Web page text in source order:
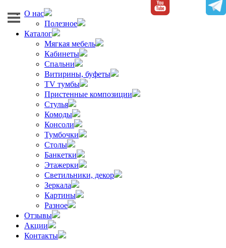
О нас
Полезное
Каталог
Мягкая мебель
Кабинеты
Спальни
Витирины, буфеты
TV тумбы
Пристенные композиции
Стулья
Комоды
Консоли
Тумбочки
Столы
Банкетки
Этажерки
Светильники, декор
Зеркала
Картины
Разное
Отзывы
Акции
Контакты